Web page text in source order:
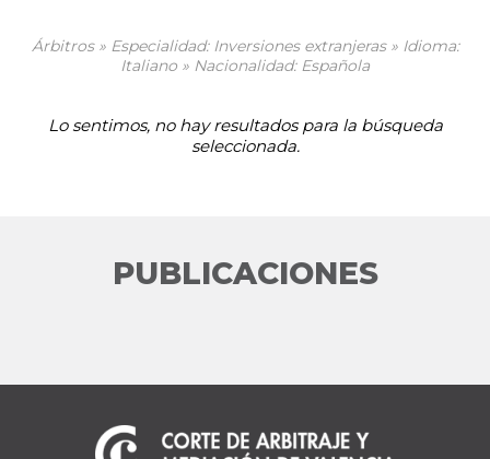
Árbitros » Especialidad: Inversiones extranjeras » Idioma:
Italiano » Nacionalidad: Española
Lo sentimos, no hay resultados para la búsqueda
seleccionada.
PUBLICACIONES